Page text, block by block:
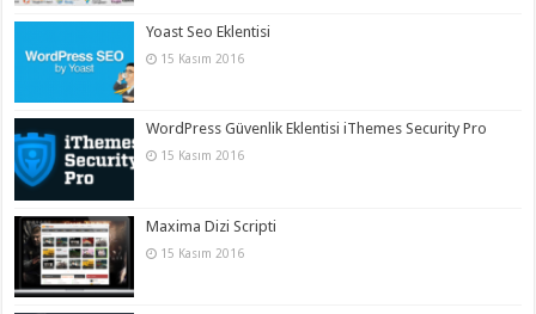
Yoast Seo Eklentisi
15 Kasım 2016
WordPress Güvenlik Eklentisi iThemes Security Pro
15 Kasım 2016
Maxima Dizi Scripti
15 Kasım 2016